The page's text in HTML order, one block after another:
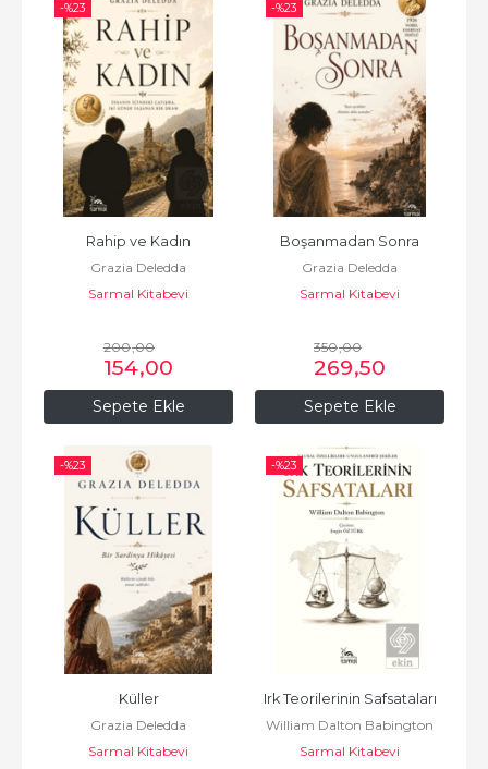
-%23
Sepete Ekle
Rahip ve Kadın
Grazia Deledda
Sarmal Kitabevi
200,00
154,00
-%23
Sepete Ekle
Boşanmadan Sonra
Grazia Deledda
Sarmal Kitabevi
350,00
269,50
-%23
Küller
Grazia Deledda
Sarmal Kitabevi
-%23
Irk Teorilerinin Safsataları
William Dalton Babington
Sarmal Kitabevi